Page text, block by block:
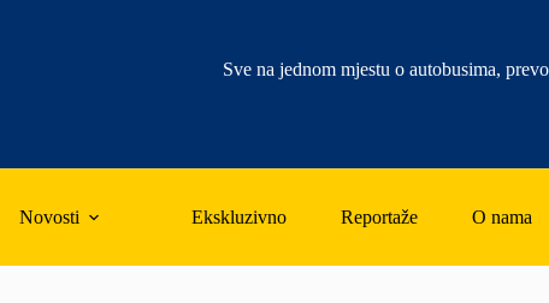
Sve na jednom mjestu o autobusima,
Novosti Ekskluzivno Reportaže O nama